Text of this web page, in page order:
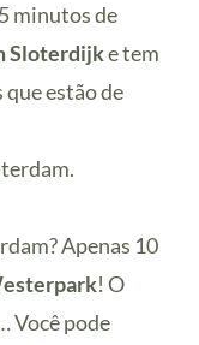
minutos de
Sloterdijke tem
estão de
Apenas 10
! O
Você pode